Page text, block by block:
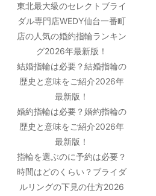
東北最大級のセレクトブライ
ダル専門店WEDY仙台一番町
店の人気の婚約指輪ランキン
グ2026年最新版！
結婚指輪は必要？結婚指輪の
歴史と意味をご紹介2026年
最新版！
婚約指輪は必要？婚約指輪の
歴史と意味をご紹介2026年
最新版！
指輪を選ぶのに予約は必要？
時間はどのくらい？ブライダ
ルリングの下見の仕方2026